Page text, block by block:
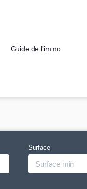
Guide de l'immo
Surface